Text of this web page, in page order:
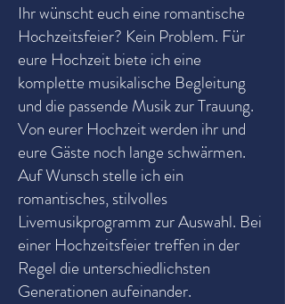
Ihr wünscht euch eine romantische
Hochzeitsfeier? Kein Problem. Für
eure Hochzeit biete ich eine
komplette musikalische Begleitung
und die passende Musik zur Trauung.
Von eurer Hochzeit werden ihr und
eure Gäste noch lange schwärmen.
Auf Wunsch stelle ich ein
romantisches, stilvolles
Livemusikprogramm zur Auswahl. Bei
einer Hochzeitsfeier treffen in der
Regel die unterschiedlichsten
Generationen aufeinander.